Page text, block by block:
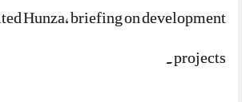
Hunza, briefing on development
projects.